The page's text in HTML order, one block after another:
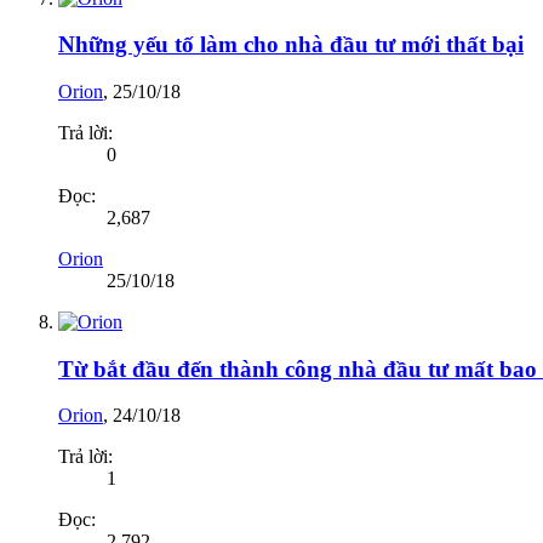
Những yếu tố làm cho nhà đầu tư mới thất bại
Orion, 25/10/18
Trả lời:
0
Đọc:
2,687
Orion
25/10/18
Từ bắt đầu đến thành công nhà đầu tư mất bao
Orion, 24/10/18
Trả lời:
1
Đọc: